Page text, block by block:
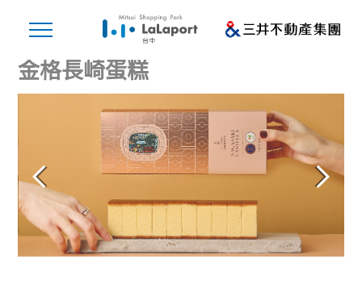
金格長崎蛋糕